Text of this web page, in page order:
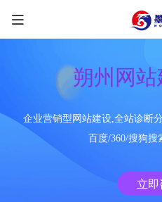
朔州网
企业营销型网站建设,全站诊断
百度/360/搜狗搜
立即
限时优惠咨询中